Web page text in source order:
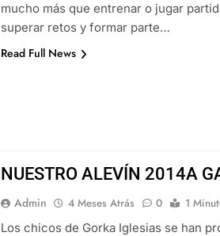
mucho más que entrenar o jugar
superar retos y formar parte…
Read Full News
NUESTRO ALEVÍN 2014A
Admin 4 Meses Atrás 0
1
Los chicos de Gorka Iglesias se han